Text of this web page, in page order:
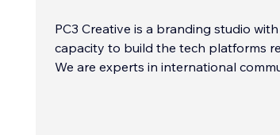
PC3 Creative is a branding studio
capacity to build the tech platforms
We are experts in international